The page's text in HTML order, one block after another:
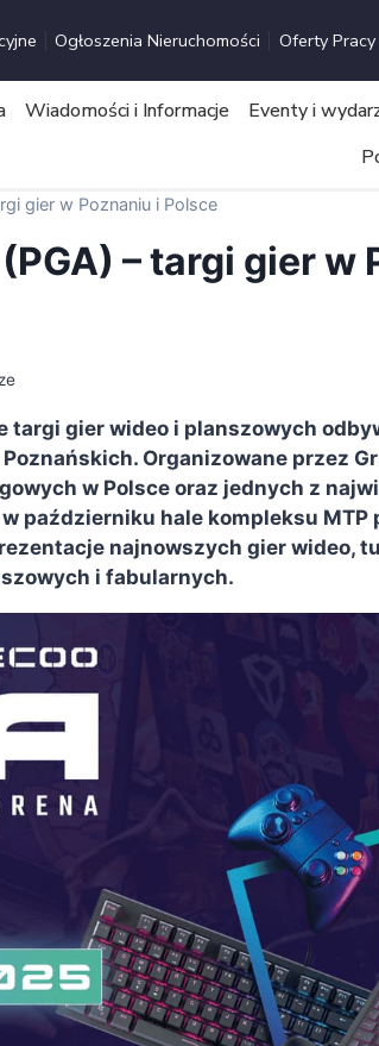
Ogłoszenia Nieruchomości Oferty Pracy
Wiadomości i Informacje Eventy i
gier w Poznaniu i Polsce
– targi gier w
targi gier wideo i planszowych
Organizowane przez
w Polsce oraz jednych z
październiku hale kompleksu MTP
najnowszych gier wideo,
i fabularnych.